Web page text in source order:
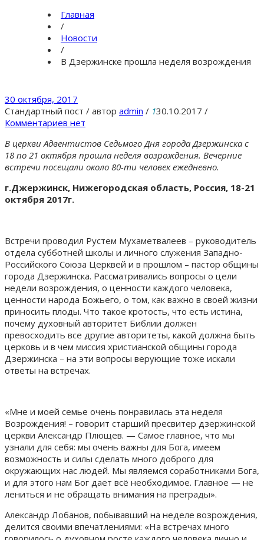
Главная
/
Новости
/
В Дзержинске прошла неделя возрождения
30 октября, 2017
Стандартный пост / автор admin / 130.10.2017 /
Комментариев нет
В церкви Адвентистов Седьмого Дня города Дзержинска с
18 по 21 октября прошла неделя возрождения. Вечерние
встречи посещали около 80-ти человек ежедневно.
г.Джержинск, Нижегородская область, Россия, 18-21
октября 2017г.
Встречи проводил Рустем Мухаметвалеев – руководитель
отдела субботней школы и личного служения Западно-
Российского Союза Церквей и в прошлом – пастор общины
города Дзержинска. Рассматривались вопросы о цели
недели возрождения, о ценности каждого человека,
ценности народа Божьего, о том, как важно в своей жизни
приносить плоды. Что такое кротость, что есть истина,
почему духовный авторитет Библии должен
превосходить все другие авторитеты, какой должна быть
церковь и в чем миссия христианской общины города
Дзержинска – на эти вопросы верующие тоже искали
ответы на встречах.
«Мне и моей семье очень понравилась эта неделя
Возрождения! – говорит старший пресвитер дзержинской
церкви Александр Плющев. — Самое главное, что мы
узнали для себя: мы очень важны для Бога, имеем
возможность и силы сделать много доброго для
окружающих нас людей. Мы являемся соработниками Бога,
и для этого нам Бог дает всё необходимое. Главное — не
лениться и не обращать внимания на преграды».
Александр Лобанов, побывавший на неделе возрождения,
делится своими впечатлениями: «На встречах много